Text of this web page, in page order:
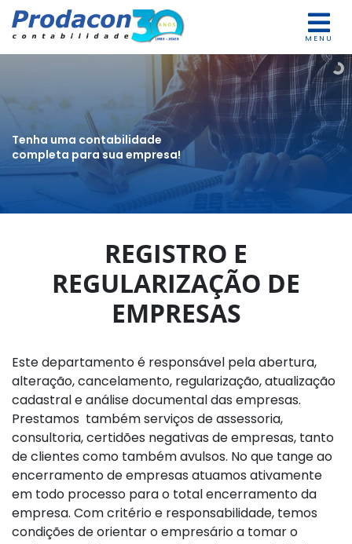
MENU
Tenha uma contabilidade
completa para sua empresa!
REGISTRO E
REGULARIZAÇÃO DE
EMPRESAS
Este departamento é responsável pela abertura,
alteração, cancelamento, regularização, atualização
cadastral e análise documental das empresas.
Prestamos também serviços de assessoria,
consultoria, certidões negativas de empresas, tanto
de clientes como também avulsos. No que tange ao
encerramento de empresas atuamos ativamente
em todo processo para o total encerramento da
empresa. Com critério e responsabilidade, temos
condições de orientar o empresário a tomar o